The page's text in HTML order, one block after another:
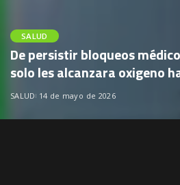
SALUD
De persistir bloqueos
solo les alcanzara oxigeno
SALUD 14 de mayo de 2026